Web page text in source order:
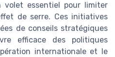
volet essentiel pour limiter
de serre. Ces initiatives
de conseils stratégiques
efficace des politiques
internationale et le